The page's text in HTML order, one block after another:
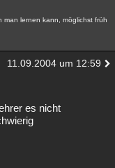
man lernen kann, möglichst früh
11.09.2004 um 12:59
es nicht